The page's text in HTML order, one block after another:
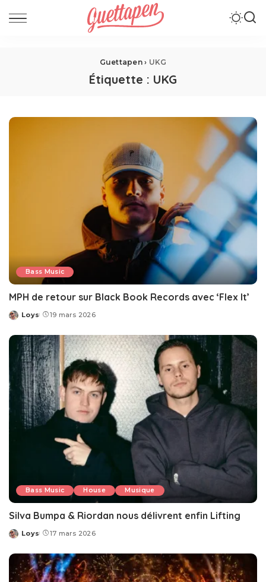
Guettapen› UKG
Étiquette : UKG
Bass Music
MPH de retour sur Black Book Records avec ‘Flex It’
Posted
Loys 19 mars 2026
Bass Music House Musique
Silva Bumpa & Riordan nous délivrent enfin Lifting
Posted
Loys 17 mars 2026